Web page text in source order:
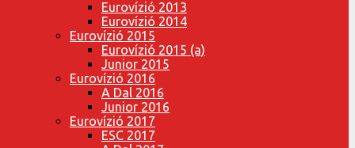
Eurovízió 2013
Eurovízió 2014
Eurovízió 2015
Eurovízió 2015 (a)
Junior 2015
Eurovízió 2016
A Dal 2016
Junior 2016
Eurovízió 2017
ESC 2017